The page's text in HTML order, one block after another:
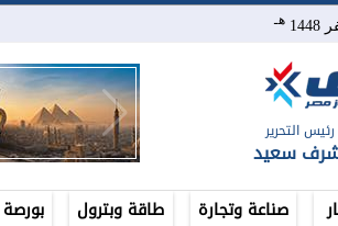
هـ
رئيس التحرير
سعيد
صناعة وتجارة طاقة وبترول